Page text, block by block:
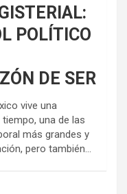
POLÍTICO
DE SER
vive una
una de las
más grandes y
pero también...